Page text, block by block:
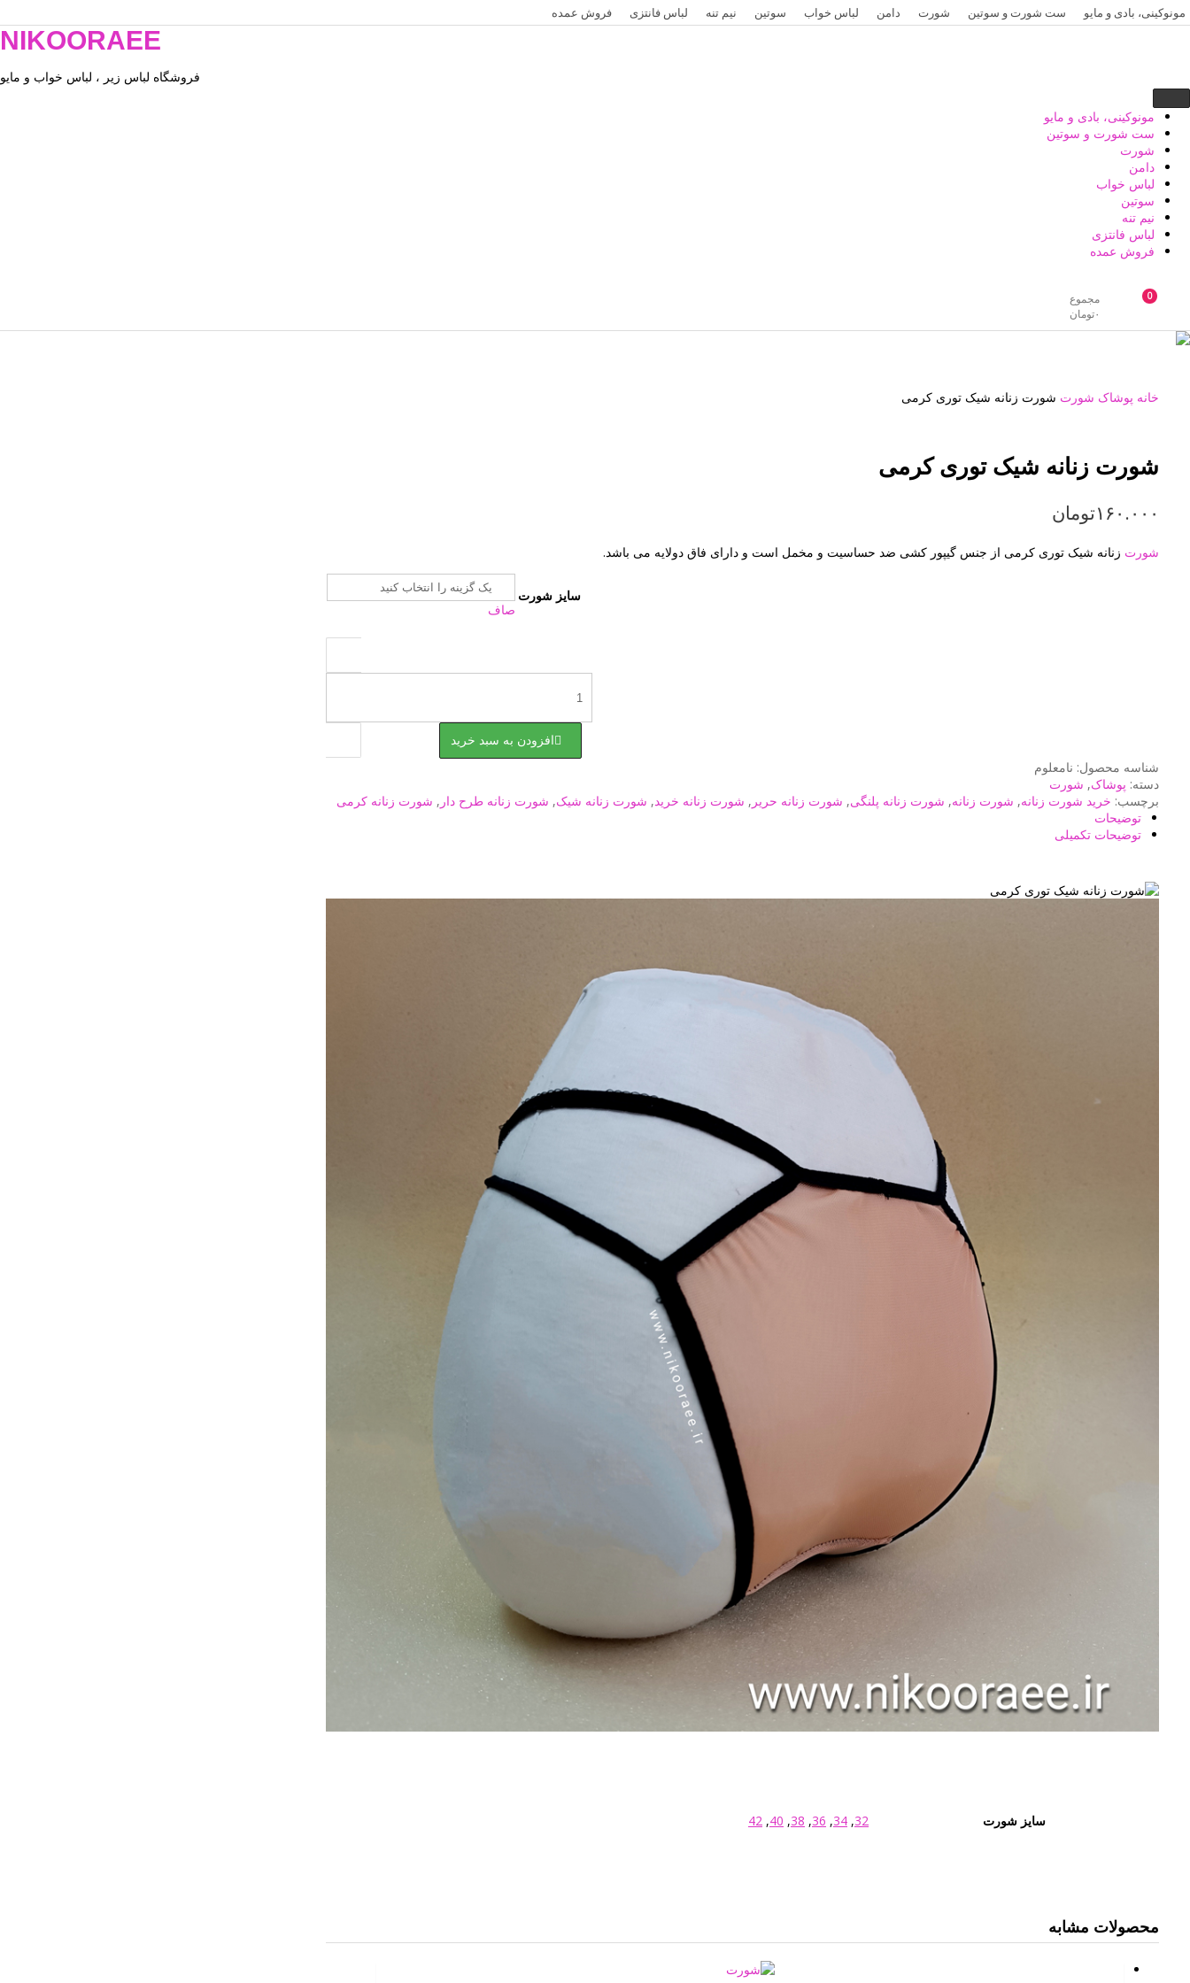
پرش
به
مونوکینی، بادی و مایو ست شورت و سوتین شورت دامن لباس خواب سوتین نیم تنه لباس فانتزی فروش عمده
NIKOORAEE
فروشگاه لباس زیر ، لباس خواب و مایو
مونوکینی، بادی و مایو
ست شورت و سوتین
شورت
دامن
لباس خواب
سوتین
نیم تنه
لباس فانتزی
فروش عمده
0
مجموع
۰تومان
خانه پوشاک شورت شورت زنانه شیک توری کرمی
شورت زنانه شیک توری کرمی
۱۶۰.۰۰۰تومان
شورت زنانه شیک توری کرمی از جنس گیپور کشی ضد حساسیت و مخمل است و دارای فاق دولایه می باشد.
سایز شورت
صاف
شیک
افزودن به سبد خرید
شناسه محصول: نامعلوم
دسته: پوشاک, شورت
برچسب: خرید شورت زنانه, شورت زنانه, شورت زنانه پلنگی, شورت زنانه حریر , شورت زنانه خرید, شورت زنانه شیک, شورت زنانه طرح دار , شورت زنانه کرمی
توضیحات
توضیحات تکمیلی
سایز شورت 32
,
34
,
36
,
38
,
40
,
42
محصولات مشابه